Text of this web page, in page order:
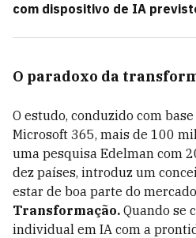
com dispositivo de IA
O paradoxo da
O estudo, conduzido com
Microsoft 365, mais de 100
uma pesquisa Edelman com
dez países, introduz um
estar de boa parte do
Transformação. Quando se
individual em IA com a